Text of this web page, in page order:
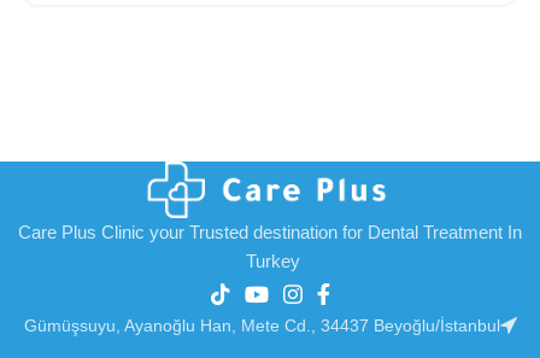
Care Plus Clinic your Trusted destination for Dental Treatment In
Turkey
Gümüşsuyu, Ayanoğlu Han, Mete Cd., 34437 Beyoğlu/İstanbul